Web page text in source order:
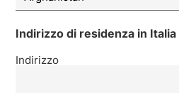
Indirizzo di residenza in Italia
Indirizzo